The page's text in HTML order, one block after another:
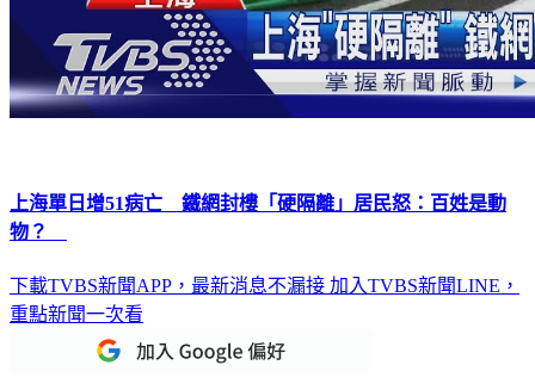
上海單日增51病亡 鐵網封樓「硬隔離」居民怒：百姓是動
物？
下載TVBS新聞APP，最新消息不漏接 加入TVBS新聞LINE，
重點新聞一次看